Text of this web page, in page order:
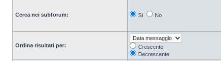
Cerca nei subforum: Sì No
Ordina risultati per:
Crescente
Decrescente